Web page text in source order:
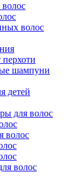
волос
шампуни
детей
для волос
волос
волос